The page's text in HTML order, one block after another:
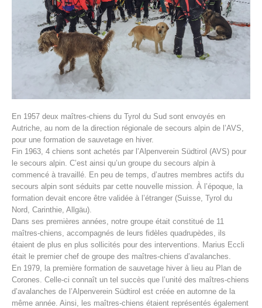
En 1957 deux maîtres-chiens du Tyrol du Sud sont envoyés en
Autriche, au nom de la direction régionale de secours alpin de l’AVS,
pour une formation de sauvetage en hiver.
Fin 1963, 4 chiens sont achetés par l’Alpenverein Südtirol (AVS) pour
le secours alpin. C’est ainsi qu’un groupe du secours alpin à
commencé à travaillé. En peu de temps, d’autres membres actifs du
secours alpin sont séduits par cette nouvelle mission. À l’époque, la
formation devait encore être validée à l’étranger (Suisse, Tyrol du
Nord, Carinthie, Allgäu).
Dans ses premières années, notre groupe était constitué de 11
maîtres-chiens, accompagnés de leurs fidèles quadrupèdes, ils
étaient de plus en plus sollicités pour des interventions. Marius Eccli
était le premier chef de groupe des maîtres-chiens d’avalanches.
En 1979, la première formation de sauvetage hiver à lieu au Plan de
Corones. Celle-ci connaît un tel succès que l’unité des maîtres-chiens
d’avalanches de l’Alpenverein Südtirol est créée en automne de la
même année. Ainsi, les maîtres-chiens étaient représentés également